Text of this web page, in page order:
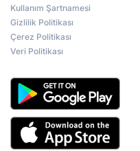
Kullanım Şartnamesi
Gizlilik Politikası
Çerez Politikası
Veri Politikası